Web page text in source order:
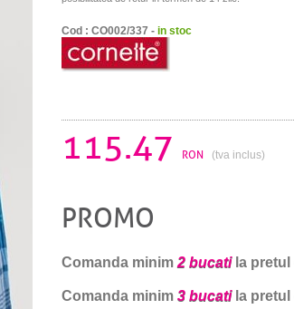
Cod : CO002/337 - in stoc
115.47 RON (tva inclus)
PROMO
Comanda minim 2 bucatila pretul
Comanda minim 3 bucatila pretul